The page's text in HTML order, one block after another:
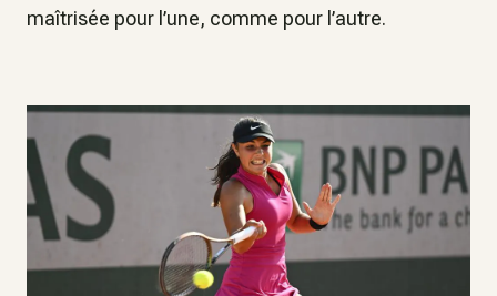
maîtrisée pour l’une, comme pour l’autre.